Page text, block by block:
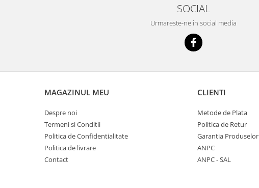
SOCIAL
Urmareste-ne in social media
MAGAZINUL MEU
Despre noi
Termeni si Conditii
Politica de Confidentialitate
Politica de livrare
Contact
CLIENTI
Metode de Plata
Politica de Retur
Garantia Produselor
ANPC
ANPC - SAL